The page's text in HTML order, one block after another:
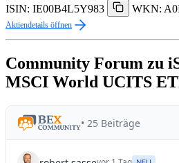
ISIN: IE00B4L5Y983
WKN:
Aktiendetails öffnen
Community Forum zu
MSCI World UCITS